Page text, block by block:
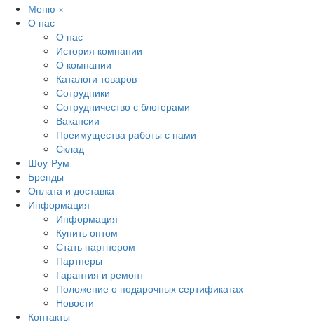
Меню ×
О нас
О нас
История компании
О компании
Каталоги товаров
Сотрудники
Сотрудничество с блогерами
Вакансии
Преимущества работы с нами
Склад
Шоу-Рум
Бренды
Оплата и доставка
Информация
Информация
Купить оптом
Стать партнером
Партнеры
Гарантия и ремонт
Положение о подарочных сертификатах
Новости
Контакты